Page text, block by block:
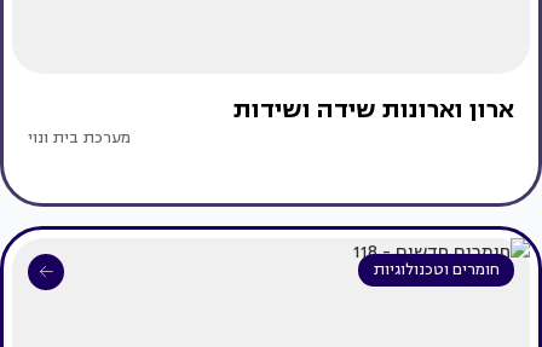
ארון וארונות שידה ושידות
מערכת בית ונוי
חומרים וטכנולוגיות